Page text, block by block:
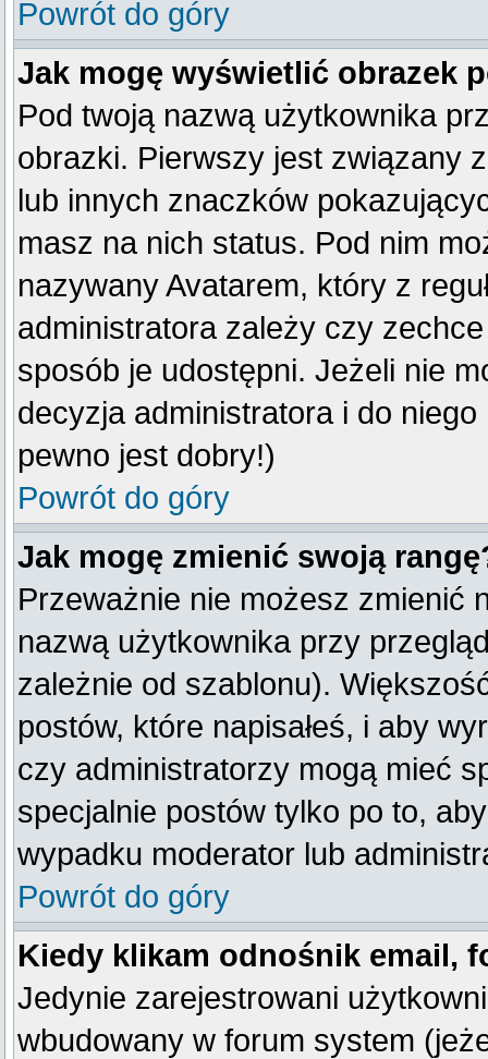
Powrót do góry
Jak mogę wyświetlić obrazek
Pod twoją nazwą użytkownika
obrazki. Pierwszy jest związany
lub innych znaczków
masz na nich status. Pod nim
nazywany Avatarem, który z
administratora zależy czy
sposób je udostępni. Jeżeli nie
decyzja administratora i do
pewno jest dobry!)
Powrót do góry
Jak mogę zmienić swoją
Przeważnie nie możesz zmienić
nazwą użytkownika przy
zależnie od szablonu).
postów, które napisałeś, i aby
czy administratorzy mogą mieć
specjalnie postów tylko po to,
wypadku moderator lub
Powrót do góry
Kiedy klikam odnośnik email,
Jedynie zarejestrowani
wbudowany w forum system